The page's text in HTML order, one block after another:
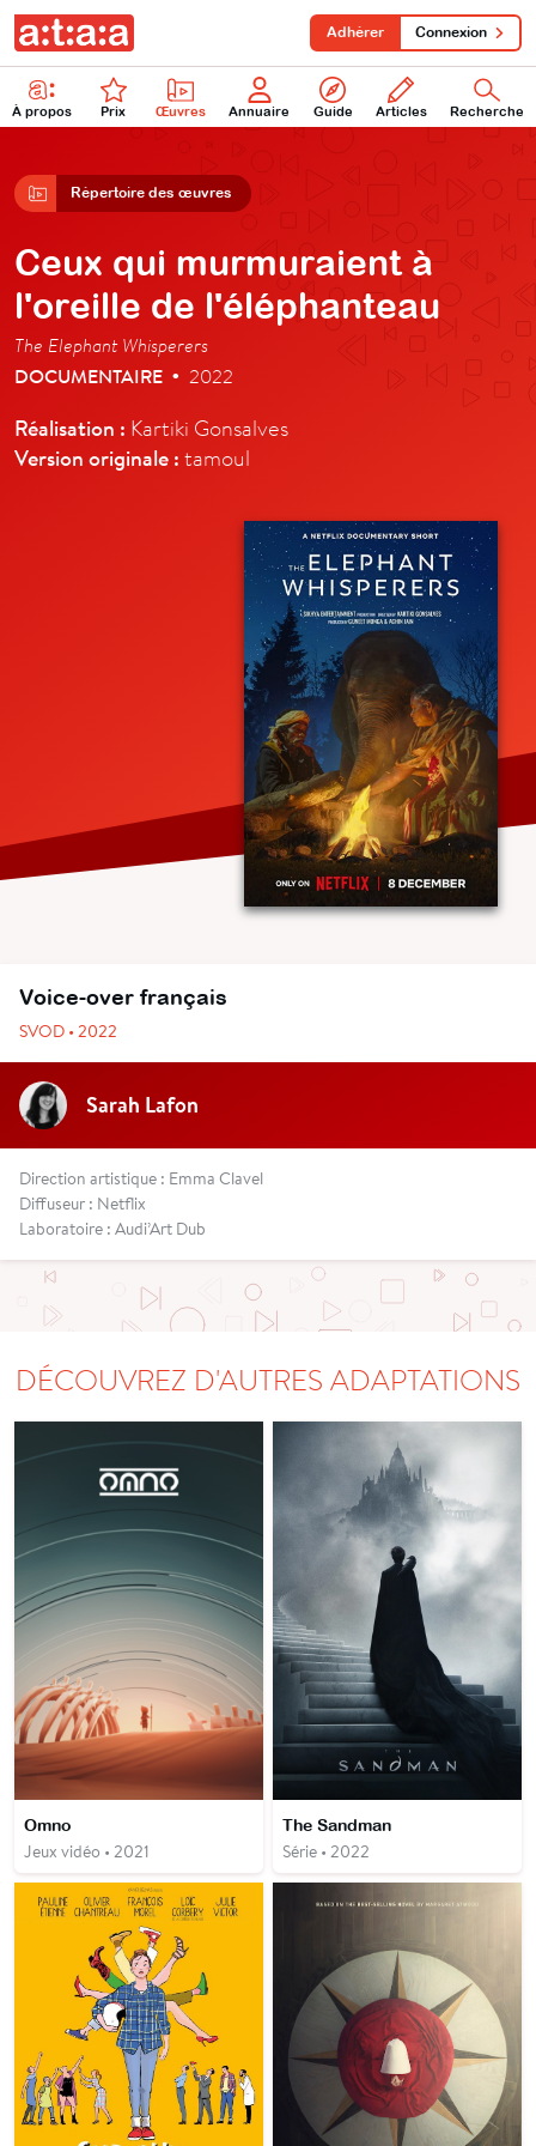
À propos Prix Œuvres Annuaire Guide Articles Recherche
Adhérer Connexion
Répertoire des œuvres
Ceux qui murmuraient à
l'oreille de l'éléphanteau
The Elephant Whisperers
DOCUMENTAIRE • 2022
Réalisation : Kartiki Gonsalves
Version originale : tamoul
Voice-over français
SVOD • 2022
Sarah Lafon
Direction artistique : Emma Clavel
Diffuseur : Netflix
Laboratoire : Audi’Art Dub
DÉCOUVREZ D'AUTRES ADAPTATIONS
Omno
Jeux vidéo • 2021
The Sandman
Série • 2022